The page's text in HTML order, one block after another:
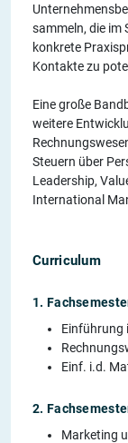
sammeln, die im
konkrete
Kontakte zu
Eine große
weitere
Steuern über
Leadership,
International
Curriculum
1.
Einführung
Einf. i.d.
2.
Marketing